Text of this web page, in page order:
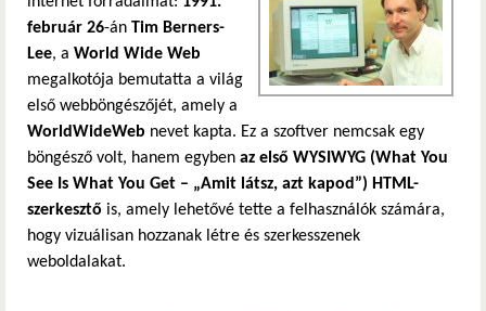
február 26-án Tim Berners-
Lee, a World Wide Web
megalkotója bemutatta a világ
első webböngészőjét, amely a
WorldWideWeb nevet kapta. Ez a szoftver nemcsak egy
böngésző volt, hanem egyben az első WYSIWYG (What You
See Is What You Get – „Amit látsz, azt kapod”) HTML-
szerkesztő is, amely lehetővé tette a felhasználók számára,
hogy vizuálisan hozzanak létre és szerkesszenek
weboldalakat.